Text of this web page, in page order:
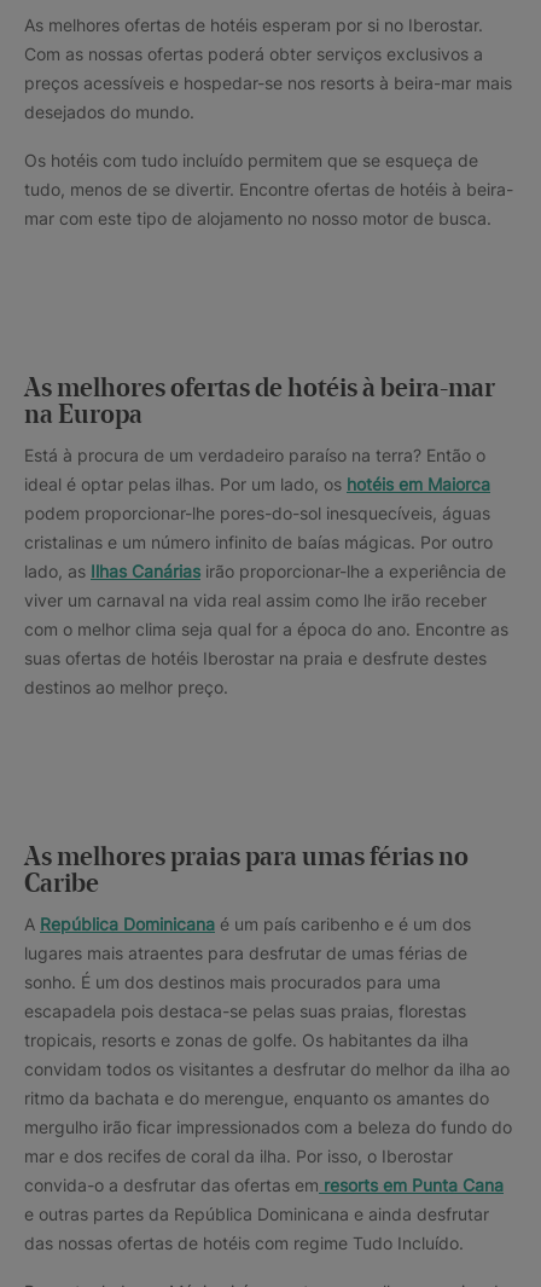
As melhores ofertas de hotéis esperam por si no Iberostar.
Com as nossas ofertas poderá obter serviços exclusivos a
preços acessíveis e hospedar-se nos resorts à beira-mar mais
desejados do mundo.
Os hotéis com tudo incluído permitem que se esqueça de
tudo, menos de se divertir. Encontre ofertas de hotéis à beira-
mar com este tipo de alojamento no nosso motor de busca.
As melhores ofertas de hotéis à beira-mar
na Europa
Está à procura de um verdadeiro paraíso na terra? Então o
ideal é optar pelas ilhas. Por um lado, os hotéis em Maiorca
podem proporcionar-lhe pores-do-sol inesquecíveis, águas
cristalinas e um número infinito de baías mágicas. Por outro
lado, as Ilhas Canárias irão proporcionar-lhe a experiência de
viver um carnaval na vida real assim como lhe irão receber
com o melhor clima seja qual for a época do ano. Encontre as
suas ofertas de hotéis Iberostar na praia e desfrute destes
destinos ao melhor preço.
As melhores praias para umas férias no
Caribe
A República Dominicana é um país caribenho e é um dos
lugares mais atraentes para desfrutar de umas férias de
sonho. É um dos destinos mais procurados para uma
escapadela pois destaca-se pelas suas praias, florestas
tropicais, resorts e zonas de golfe. Os habitantes da ilha
convidam todos os visitantes a desfrutar do melhor da ilha ao
ritmo da bachata e do merengue, enquanto os amantes do
mergulho irão ficar impressionados com a beleza do fundo do
mar e dos recifes de coral da ilha. Por isso, o Iberostar
convida-o a desfrutar das ofertas em resorts em Punta Cana
e outras partes da República Dominicana e ainda desfrutar
das nossas ofertas de hotéis com regime Tudo Incluído.